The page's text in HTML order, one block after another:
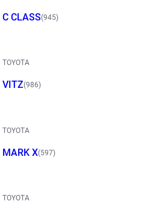
C CLASS(945)
TOYOTA
VITZ(986)
TOYOTA
MARK X(597)
TOYOTA